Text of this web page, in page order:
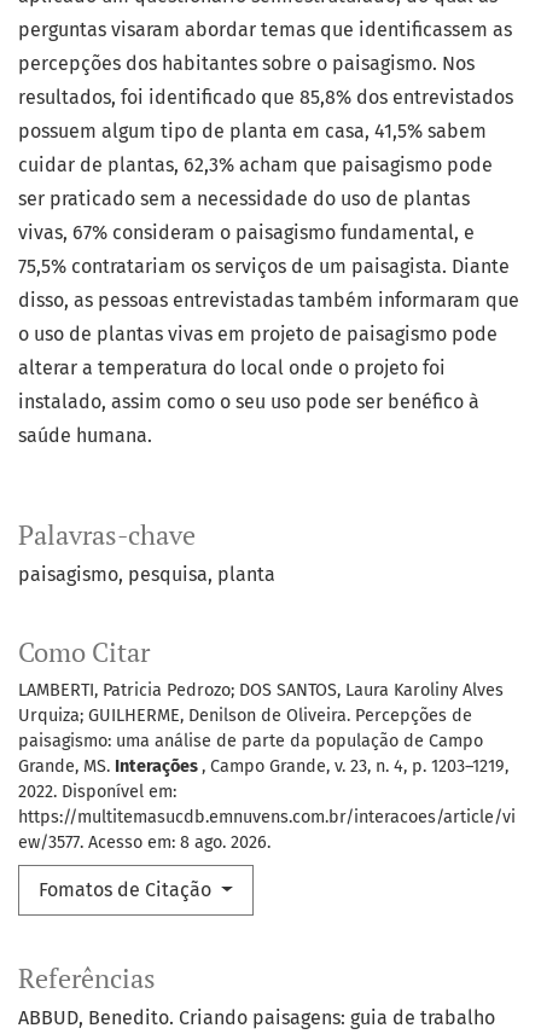
Palavras-chave
paisagismo pesquisa planta
Como Citar
LAMBERTI, Patricia Pedrozo; DOS SANTOS, Laura Karoliny Alves
Urquiza; GUILHERME, Denilson de Oliveira. Percepções de
paisagismo: uma análise de parte da população de Campo
Grande, MS. Interações, Campo Grande, v. 23, n. 4, p. 1203–1219,
2022. Disponível em:
https://multitemasucdb.emnuvens.com.br/interacoes/article/vi
ew/3577. Acesso em: 8 ago. 2026.
Fomatos de Citação
perguntas visaram abordar temas que identificassem as
percepções dos habitantes sobre o paisagismo. Nos
resultados, foi identificado que 85,8% dos entrevistados
possuem algum tipo de planta em casa, 41,5% sabem
cuidar de plantas, 62,3% acham que paisagismo pode
ser praticado sem a necessidade do uso de plantas
vivas, 67% consideram o paisagismo fundamental, e
75,5% contratariam os serviços de um paisagista. Diante
disso, as pessoas entrevistadas também informaram que
o uso de plantas vivas em projeto de paisagismo pode
alterar a temperatura do local onde o projeto foi
instalado, assim como o seu uso pode ser benéfico à
saúde humana.
Referências
ABBUD, Benedito. Criando paisagens: guia de trabalho